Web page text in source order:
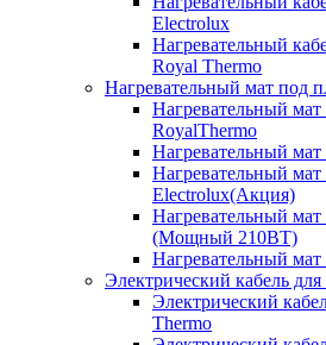
Electrolux
Нагревательный
Royal Thermo
Нагревательный мат под
Нагревательный
RoyalThermo
Нагревательный
Нагревательный
Electrolux(Акция)
Нагревательный
(Мощный 210ВТ)
Нагревательный
Электрический кабель для
Электрический
Thermo